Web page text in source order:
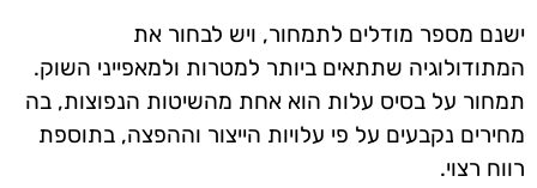
ישנם מספר מודלים לתמחור, ויש לבחור את
המתודולוגיה שתתאים ביותר למטרות ולמאפייני השוק.
תמחור על בסיס עלות הוא אחת מהשיטות הנפוצות, בה
מחירים נקבעים על פי עלויות הייצור וההפצה, בתוספת
רווח רצוי.